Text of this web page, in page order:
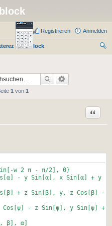
Anmelden
Registrieren
Notizblock
1 von 1
Zitat
w 2 π - π/2], 0}
- y Sin[α], x Sin[α] + y
+ z Sin[β], y, z Cos[β] -
- z Sin[ψ], y Sin[ψ] +
β], α]